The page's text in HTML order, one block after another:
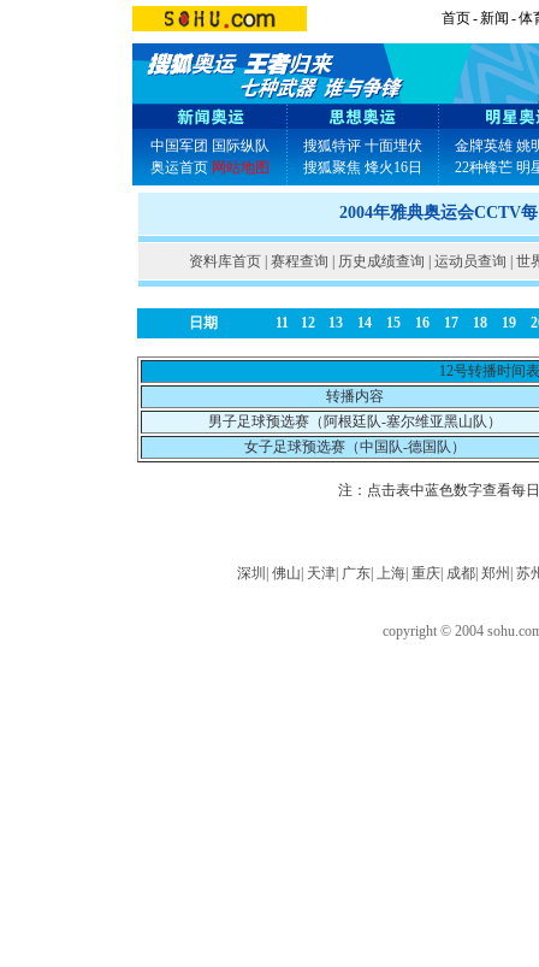
首页-新闻 -体
中国军团 国际纵队
奥运首页 网站地图
搜狐特评 十面埋伏
搜狐聚焦 烽火16日
金牌英雄 姚
22种锋芒 明
2004年雅典奥运会CCTV
资料库首页| 赛程查询 历史成绩查询 运动员查询 世
日期 11 12 13 14 15 16 17 18 19
12号转播时间表
转播内容
男子足球预选赛（阿根廷队-塞尔维亚黑山队）
女子足球预选赛（中国队-德国队）
注：点击表中蓝色数字查看每
深圳 佛山 天津| 广东| 上海| 重庆| 成都| 郑州 苏
copyright © 2004